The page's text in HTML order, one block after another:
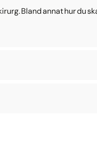
Bland annat hur du